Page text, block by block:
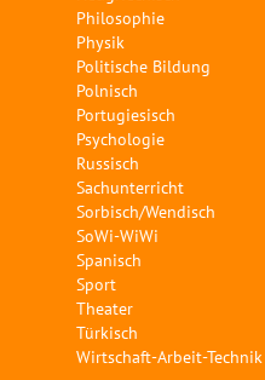
Philosophie
Physik
Politische Bildung
Polnisch
Portugiesisch
Psychologie
Russisch
Sachunterricht
Sorbisch/Wendisch
SoWi-WiWi
Spanisch
Sport
Theater
Türkisch
Wirtschaft-Arbeit-Technik